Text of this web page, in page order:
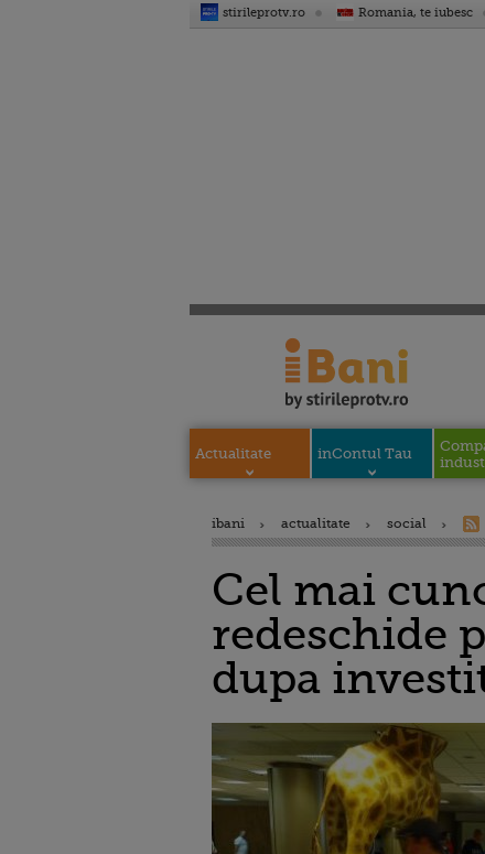
stirileprotv.ro Romania, te iubesc
Actualitate inContul Tau
ibani actualitate social
Cel mai
redeschide
dupa